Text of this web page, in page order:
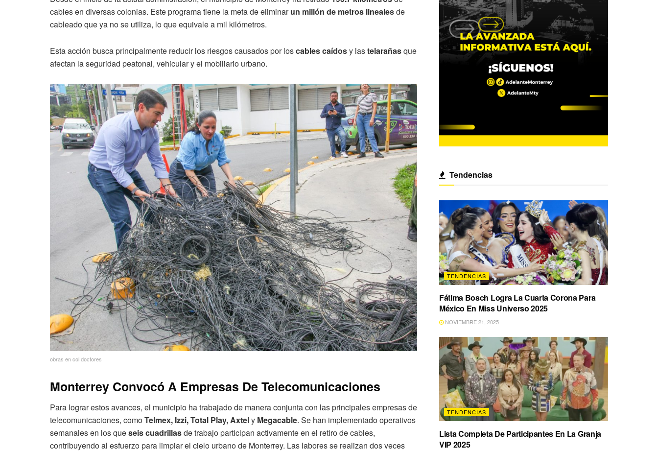
cables en diversas colonias. Este programa tiene la meta de eliminarun millón de metros linealesde
cableado que ya no se utiliza, lo que equivale a mil kilómetros.
Esta acción busca principalmente reducir los riesgos causados por loscables caídosy lastelarañasque
afectan la seguridad peatonal, vehicular y el mobiliario urbano.
obras en col doctores
Monterrey Convocó A Empresas De Telecomunicaciones
Para lograr estos avances, el municipio ha trabajado de manera conjunta con las principales empresas de
telecomunicaciones, comoTelmex, Izzi, Total Play, Axtely Megacable. Se han implementado operativos
semanales en los queseis cuadrillasde trabajo participan activamente en el retiro de cables,
contribuyendo al esfuerzo para limpiar el cielo urbano de Monterrey. Las labores se realizan dos veces
Tendencias
TENDENCIAS
Fátima Bosch Logra La Cuarta Corona Para
México En Miss Universo 2025
NOVIEMBRE 21, 2025
TENDENCIAS
Lista Completa De Participantes En La Granja
VIP 2025